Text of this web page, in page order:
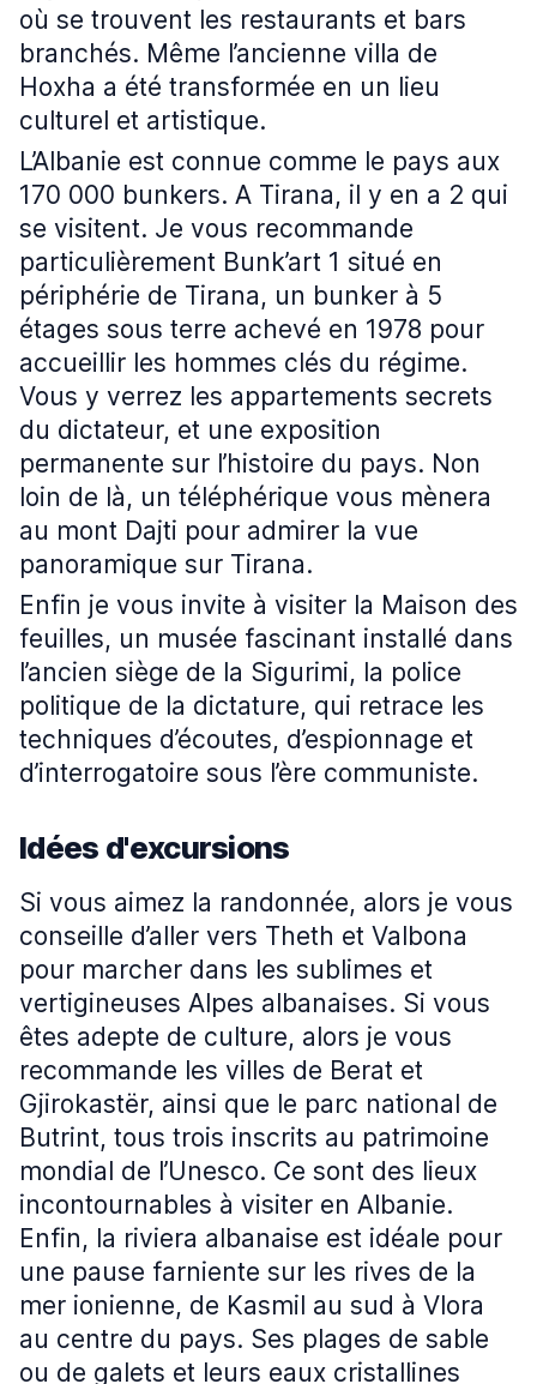
où se trouvent les restaurants et bars
branchés. Même l’ancienne villa de
Hoxha a été transformée en un lieu
culturel et artistique.
L’Albanie est connue comme le pays aux
170 000 bunkers. A Tirana, il y en a 2 qui
se visitent. Je vous recommande
particulièrement Bunk’art 1 situé en
périphérie de Tirana, un bunker à 5
étages sous terre achevé en 1978 pour
accueillir les hommes clés du régime.
Vous y verrez les appartements secrets
du dictateur, et une exposition
permanente sur l’histoire du pays. Non
loin de là, un téléphérique vous mènera
au mont Dajti pour admirer la vue
panoramique sur Tirana.
Enfin je vous invite à visiter la Maison des
feuilles, un musée fascinant installé dans
l’ancien siège de la Sigurimi, la police
politique de la dictature, qui retrace les
techniques d’écoutes, d’espionnage et
d’interrogatoire sous l’ère communiste.
Idées d'excursions
Si vous aimez la randonnée, alors je vous
conseille d’aller vers Theth et Valbona
pour marcher dans les sublimes et
vertigineuses Alpes albanaises. Si vous
êtes adepte de culture, alors je vous
recommande les villes de Berat et
Gjirokastër, ainsi que le parc national de
Butrint, tous trois inscrits au patrimoine
mondial de l’Unesco. Ce sont des lieux
incontournables à visiter en Albanie.
Enfin, la riviera albanaise est idéale pour
une pause farniente sur les rives de la
mer ionienne, de Kasmil au sud à Vlora
au centre du pays. Ses plages de sable
ou de galets et leurs eaux cristallines